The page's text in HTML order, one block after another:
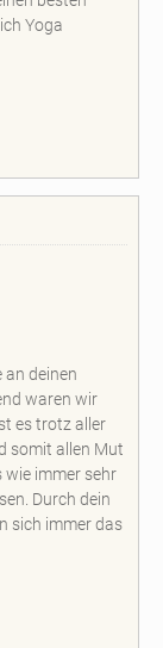
Yoga
an deinen
waren wir
es trotz aller
somit allen Mut
immer sehr
Durch dein
sich immer das